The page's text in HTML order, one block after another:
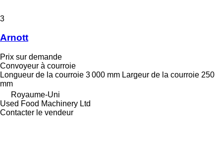
3
Arnott
Prix sur demande
Convoyeur à courroie
Longueur de la courroie 3 000 mm Largeur de la courroie 250
mm
Royaume-Uni
Used Food Machinery Ltd
Contacter le vendeur